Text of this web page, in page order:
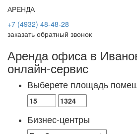
АРЕНДА
+7 (4932) 48-48-28
заказать обратный звонок
Аренда офиса в
онлайн-сервис
Выберете площадь
Бизнес-центры